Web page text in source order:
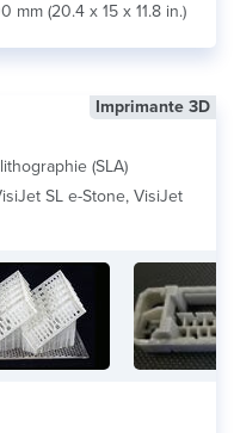
mm (20.4 x 15 x 11.8 in.)
Imprimante 3D
(SLA)
SL e-Stone, VisiJet